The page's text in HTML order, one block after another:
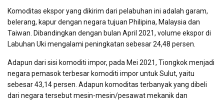
Komoditas ekspor yang dikirim dari pelabuhan ini adalah garam,
belerang, kapur dengan negara tujuan Philipina, Malaysia dan
Taiwan. Dibandingkan dengan bulan April 2021, volume ekspor di
Labuhan Uki mengalami peningkatan sebesar 24,48 persen.
Adapun dari sisi komoditi impor, pada Mei 2021, Tiongkok menjadi
negara pemasok terbesar komoditi impor untuk Sulut, yaitu
sebesar 43,14 persen. Adapun komoditas terbanyak yang dibeli
dari negara tersebut mesin-mesin/pesawat mekanik dan